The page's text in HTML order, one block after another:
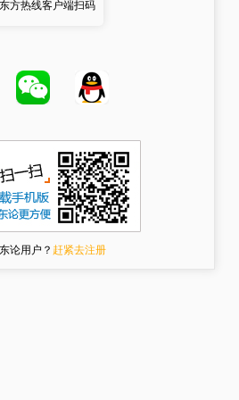
方热线客户端扫码
论用户？ 赶紧去注册